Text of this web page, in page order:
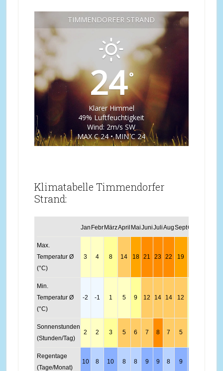
TIMMENDORFER STRAND
24°
Klarer Himmel
49% Luftfeuchtigkeit
Wind: 2m/s SW
MAX C 24 • MIN C 24
Klimatabelle Timmendorfer
Strand:
Jan Febr MärzApril MaiJuniJuliAugSeptOkt
Max.
Temperatur Ø
(°C)
3 4 8 14 18 21 23 22 19
Min.
Temperatur Ø
(°C)
-2 -1 1 5 9 12 14 14 12
Sonnenstunden
(Stunden/Tag)
2 2 3 5 6 7 8 7 5
Regentage
(Tage/Monat)
10 8 10 8 8 9 9 8 9